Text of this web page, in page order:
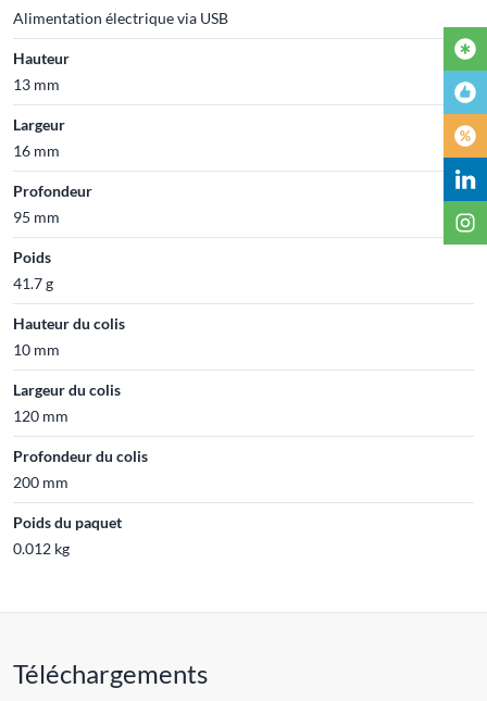
Alimentation électrique via USB
Hauteur
13 mm
Largeur
16 mm
Profondeur
95 mm
Poids
41.7 g
Hauteur du colis
10 mm
Largeur du colis
120 mm
Profondeur du colis
200 mm
Poids du paquet
0.012 kg
Téléchargements